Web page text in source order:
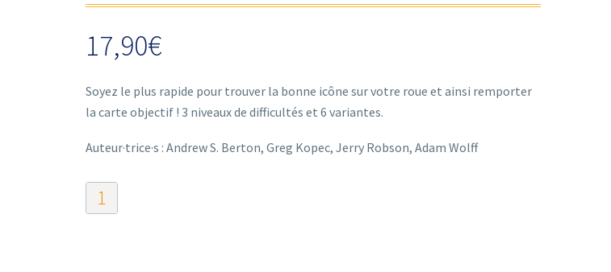
17,90€
Soyez le plus rapide pour trouver la bonne icône sur votre roue et ainsi remporter
la carte objectif ! 3 niveaux de difficultés et 6 variantes.
Auteur·trice·s : Andrew S. Berton, Greg Kopec, Jerry Robson, Adam Wolff
quantité
de